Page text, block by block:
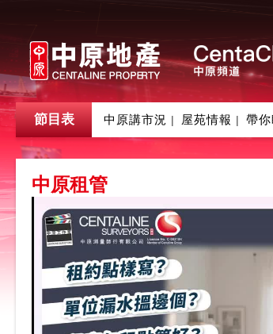
節目表 中原講市況 | 屋苑情報 | 帶
中原租管